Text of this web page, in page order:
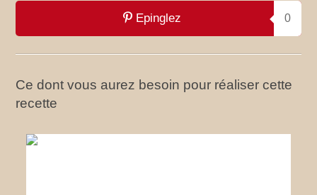
Epinglez 0
Ce dont vous aurez besoin pour réaliser cette
recette